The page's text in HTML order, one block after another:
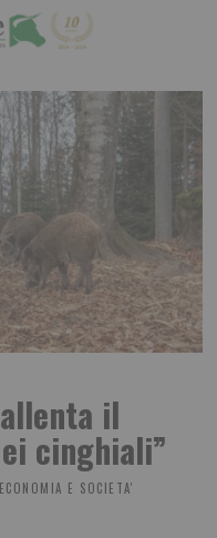
il
cinghiali”
ECONOMIA E SOCIETA'